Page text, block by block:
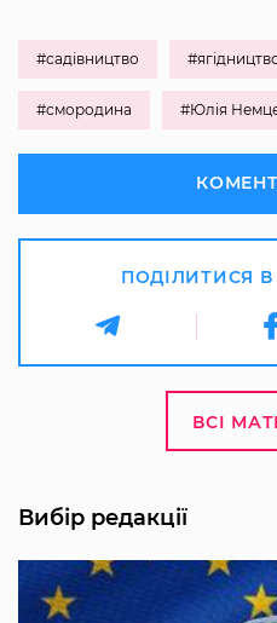
#садівництво
#смородина #Юлія
ПОДІЛИТИСЯ
ВСІ
Вибір редакції